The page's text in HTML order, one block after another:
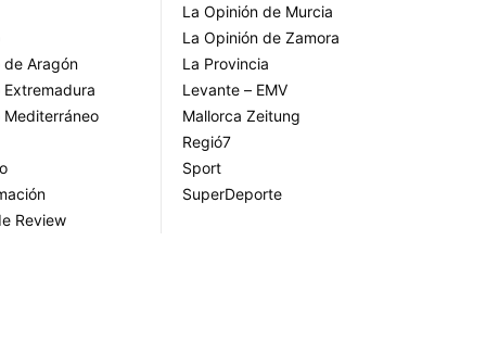
de Aragón
Extremadura
Mediterráneo
Review
La Opinión de Murcia
La Opinión de Zamora
La Provincia
Levante – EMV
Mallorca Zeitung
Regió7
Sport
SuperDeporte